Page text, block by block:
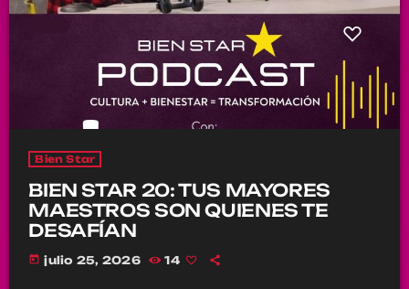
Bien Star
BIEN STAR 20: TUS MAYORES
MAESTROS SON QUIENES TE
DESAFÍAN
today julio 25, 2026 14